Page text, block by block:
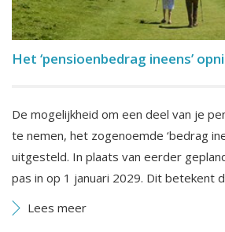
Het ‘pensioenbedrag ineens’
De mogelijkheid om een deel van je
te nemen, het zogenoemde ‘bedrag
uitgesteld. In plaats van eerder
pas in op 1 januari 2029. Dit betekent
Lees meer